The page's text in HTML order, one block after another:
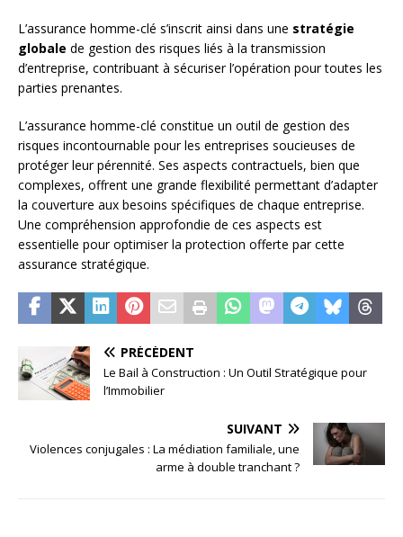
L’assurance homme-clé s’inscrit ainsi dans une stratégie
globale de gestion des risques liés à la transmission
d’entreprise, contribuant à sécuriser l’opération pour toutes les
parties prenantes.
L’assurance homme-clé constitue un outil de gestion des
risques incontournable pour les entreprises soucieuses de
protéger leur pérennité. Ses aspects contractuels, bien que
complexes, offrent une grande flexibilité permettant d’adapter
la couverture aux besoins spécifiques de chaque entreprise.
Une compréhension approfondie de ces aspects est
essentielle pour optimiser la protection offerte par cette
assurance stratégique.
PRÉCÉDENT
Le Bail à Construction : Un Outil Stratégique pour
l’Immobilier
SUIVANT
Violences conjugales : La médiation familiale, une
arme à double tranchant ?